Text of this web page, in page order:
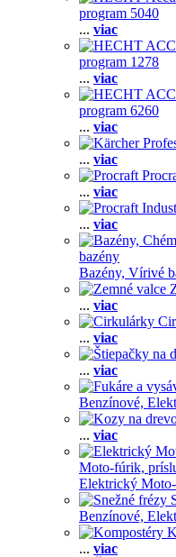
program 5040
... viac
program 1278
... viac
program 6260
... viac
... viac
... viac
... viac
bazény
Bazény, Vírivé
... viac
... viac
... viac
Benzínové,
... viac
Moto-fúrik,
Elektrický
Benzínové,
... viac